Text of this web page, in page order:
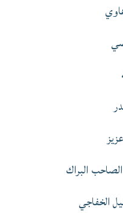
البراك
الخفاجي